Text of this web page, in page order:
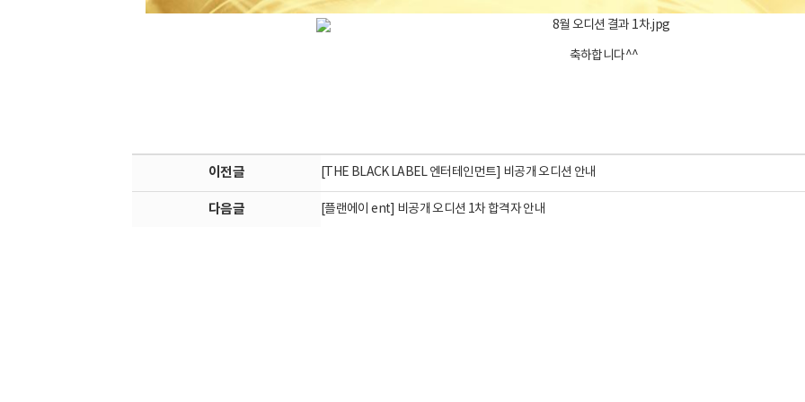
축하합니다^^
이전글 [THE BLACK LABEL 엔터테인먼트] 비공개 오디션 안내
다음글 [플랜에이 ent] 비공개 오디션 1차 합격자 안내